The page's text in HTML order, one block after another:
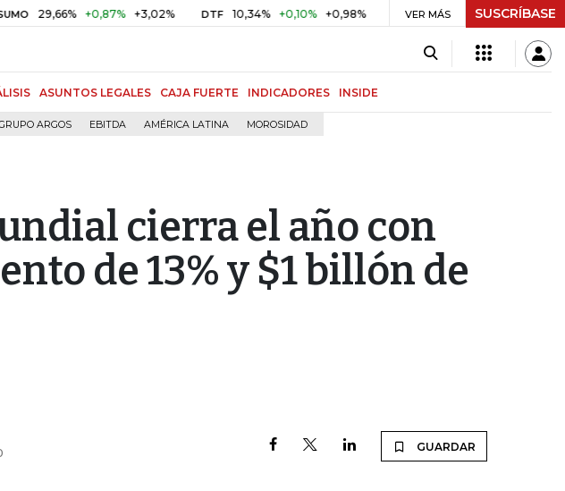
+0,87% +3,02% DTF 10,34% +0,10% +0,98% UVR $ 416,86 +$ 0,05 +0,01%
VER MÁS SUSCRÍBASE
ASUNTOS LEGALES CAJA FUERTE INDICADORES INSIDE
ARGOS EBITDA AMÉRICA LATINA MOROSIDAD
cierra el año con
de 13% y $1 billón de
GUARDAR